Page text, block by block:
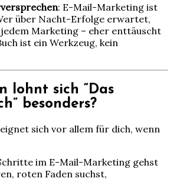
: E-Mail-Marketing ist
über Nacht-Erfolge erwartet,
Marketing – eher enttäuscht
ist ein Werkzeug, kein
lohnt sich “Das
besonders?
eignet sich vor allem für dich, wenn
im E-Mail-Marketing gehst
roten Faden suchst,